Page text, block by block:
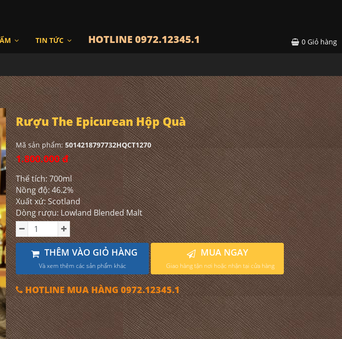
TIN TỨC HOTLINE 0972.12345.1 0 Giỏ hàng
Rượu The Epicurean Hộp Quà
Mã sản phẩm:5014218797732HQCT1270
1.800.000 đ
Thể tích: 700ml
Nồng độ: 46.2%
Xuất xứ: Scotland
Dòng rượu: Lowland Blended Malt
THÊM VÀO GIỎ HÀNG
Và xem thêm các sản phẩm khác
MUA NGAY
Giao hàng tận nơi hoặc nhận tại cửa hàng
HOTLINE MUA HÀNG 0972.12345.1